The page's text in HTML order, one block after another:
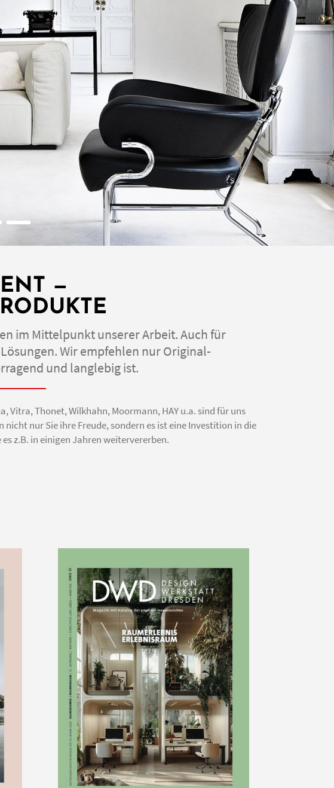
—
im Mittelpunkt unserer Arbeit. Auch für
Wir empfehlen nur Original-
und langlebig ist.
Vitra, Thonet, Wilkhahn, Moormann, HAY u.a. sind für uns
nur Sie ihre Freude, sondern es ist eine Investition in die
z.B. in einigen Jahren weitervererben.